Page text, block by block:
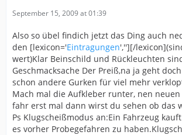
September 15, 2009 at 01:39
Also so übel findich jetzt das Ding auch
den [lexicon='Eintragungen',''][/
wert)Klar Beinschild und Rückleuchten
Geschmacksache Der Preiß,na ja geht
schon andere Gurken für viel mehr
Mach mal die Aufkleber runter, nen
fahr erst mal dann wirst du sehen ob das
Ps Klugscheißmodus an:Ein Fahrzeug
es vorher Probegefahren zu